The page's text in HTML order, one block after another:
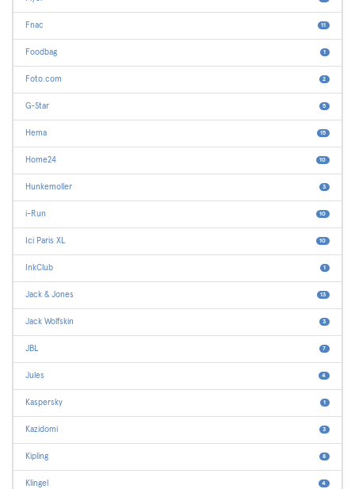
Fnac 11
Foodbag 1
Foto.com 2
G-Star 5
Hema 15
Home24 10
Hunkemoller 3
i-Run 10
Ici Paris XL 10
InkClub 1
Jack & Jones 13
Jack Wolfskin 3
JBL 7
Jules 4
Kaspersky 1
Kazidomi 3
Kipling 8
Klingel 4